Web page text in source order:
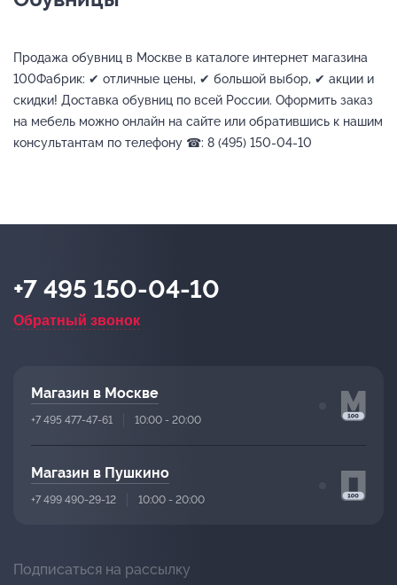
Продажа обувниц в Москве в каталоге интернет магазина
100Фабрик: ✔ отличные цены, ✔ большой выбор, ✔ акции и
скидки! Доставка обувниц по всей России. Оформить заказ
на мебель можно онлайн на сайте или обратившись к нашим
консультантам по телефону ☎: 8 (495) 150-04-10
+7 495 150-04-10
Обратный звонок
Магазин в Москве
+7 495 477-47-61 10:00 - 20:00
Магазин в Пушкино
+7 499 490-29-12 10:00 - 20:00
Подписаться на рассылку